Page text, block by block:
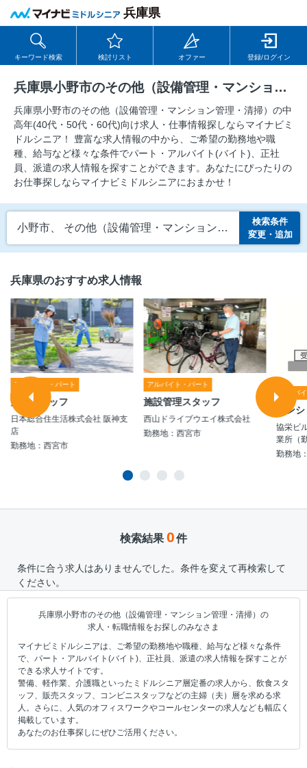
兵庫県
キーワード検索 検討リスト オファー 登録/ログイン
兵庫県小野市のその他（設備管理・マンション管理・清掃）の求人
兵庫県小野市のその他（設備管理・マンション管理・清掃）の中
⾼年(40代・50代・60代)向け求⼈・仕事情報探しならマイナビミ
ドルシニア！ 豊富な求人情報の中から、ご希望の勤務地や職
種、給与など様々な条件でパート・アルバイト(バイト)、正社
員、派遣の求人情報を探すことができます。あなたにぴったりの
お仕事探しならマイナビミドルシニアにおまかせ！
小野市、 その他（設備管理・マンション管理・清掃）
検索条件
変更・追加
兵庫県のおすすめ求人情報
アルバイト・パート
清掃スタッフ
日本総合住生活株式会社 阪神支
店
勤務地：西宮市
アルバイト・パート
施設管理スタッフ
西山ドライブウエイ株式会社
勤務地：西宮市
アルバ
マン
協栄ビ
業所（
勤務地
検索結果 0件
条件に合う求人はありませんでした。条件を変えて再検索して
ください。
兵庫県小野市のその他（設備管理・マンション管理・清掃）の
求人・転職情報をお探しのみなさま
マイナビミドルシニアは、ご希望の勤務地や職種、給与など様々な条件
で、パート・アルバイト(バイト)、正社員、派遣の求人情報を探すことが
できる求人サイトです。
警備、軽作業、介護職といったミドルシニア層定番の求人から、飲食スタ
ッフ、販売スタッフ、コンビニスタッフなどの主婦（夫）層を求める求
人。さらに、人気のオフィスワークやコールセンターの求人なども幅広く
掲載しています。
あなたのお仕事探しにぜひご活用ください。